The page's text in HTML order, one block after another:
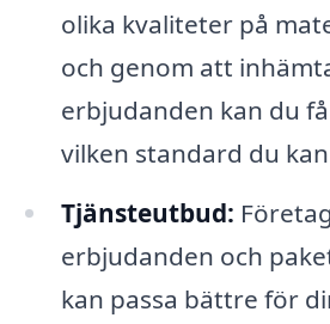
olika kvaliteter på
och genom att
erbjudanden kan du
vilken standard du
Tjänsteutbud:
erbjudanden och
kan passa bättre för